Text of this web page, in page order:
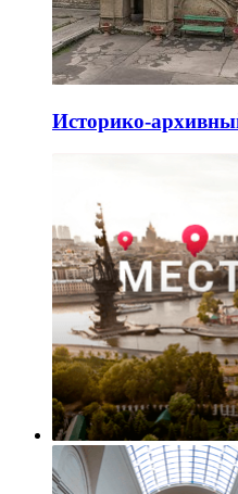
Историко-